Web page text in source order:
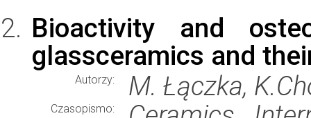
Bioactivity and
glassceramics and
Autorzy: M. Łączka,
Czasopismo: